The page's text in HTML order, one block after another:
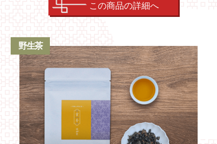
この商品の詳細へ
野生茶